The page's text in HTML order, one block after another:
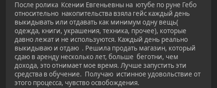
После ролика Ксении Евгеньевны на ютубе по руне Гебо
относительно накопительства взяла гейс каждый день
выкидывать или отдавать как минимум одну вещь(
одежда, книги, украшения, техника, прочее), которые
давно лежат и не используются. Каждый день реально
выкидываю и отдаю . Решила продать магазин, который
сдаю в аренду несколько лет, больше беготни, чем
дохода, это отнимает мое время. Лучше запустить эти
средства в обучение. Получаю истинное удовольствие от
этого процесса, чувство освобождения.